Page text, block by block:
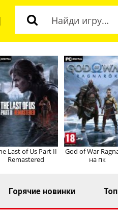
Last of Us Part II
Remastered
God of War
на пк
Горячие новинки